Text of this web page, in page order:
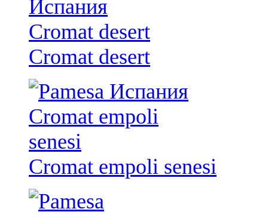
Cromat desert
Cromat empoli senesi